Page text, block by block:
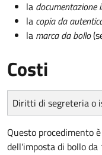
la documentazione
la copia da
la marca da bollo
Costi
Diritti di segreteria o
Questo procedimento
dell'imposta di bollo